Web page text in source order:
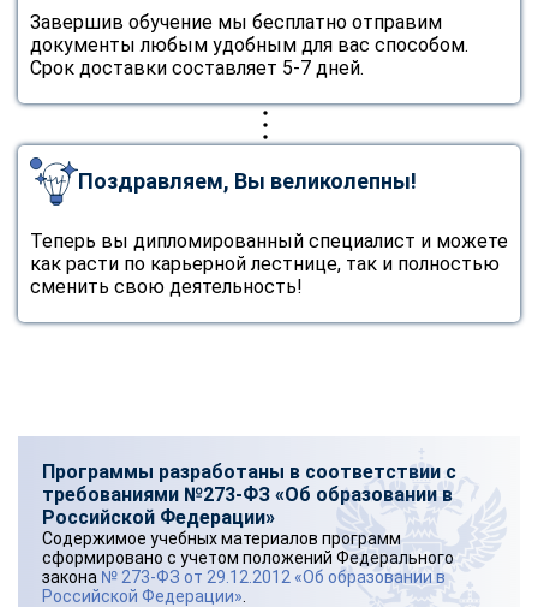
Завершив обучение мы бесплатно отправим
документы любым удобным для вас способом.
Срок доставки составляет 5-7 дней.
Поздравляем, Вы великолепны!
Теперь вы дипломированный специалист и можете
как расти по карьерной лестнице, так и полностью
сменить свою деятельность!
Программы разработаны в соответствии с
требованиями №273-ФЗ «Об образовании в
Российской Федерации»
Содержимое учебных материалов программ
сформировано с учетом положений Федерального
закона № 273-ФЗ от 29.12.2012 «Об образовании в
Российской Федерации»